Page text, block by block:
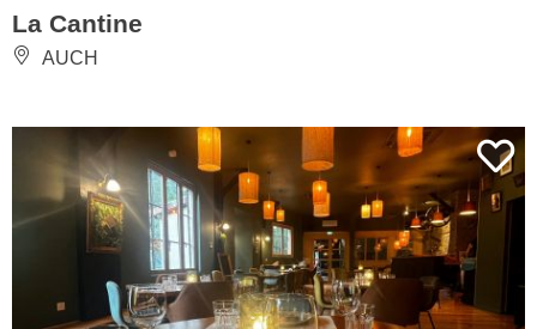
La Cantine
AUCH